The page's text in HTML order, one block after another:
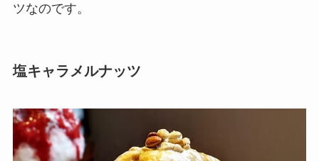
ツなのです。
塩キャラメルナッツ